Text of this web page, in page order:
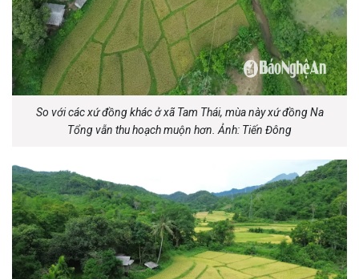
So với các xứ đồng khác ở xã Tam Thái, mùa này xứ đồng Na
Tổng vẫn thu hoạch muộn hơn. Ảnh: Tiến Đông